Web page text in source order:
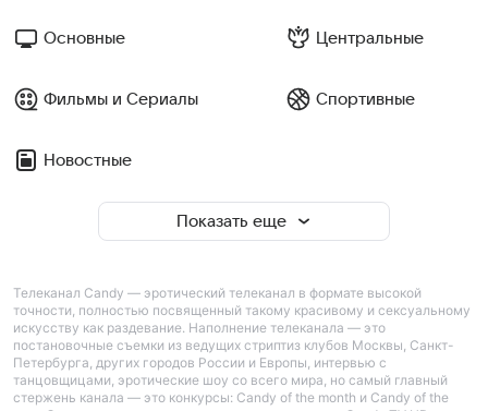
Основные Центральные
Фильмы и Сериалы Спортивные
Новостные
Показать еще
Телеканал Candy — эротический телеканал в формате высокой
точности, полностью посвященный такому красивому и сексуальному
искусству как раздевание. Наполнение телеканала — это
постановочные съемки из ведущих стриптиз клубов Москвы, Санкт-
Петербурга, других городов России и Европы, интервью с
танцовщицами, эротические шоу со всего мира, но самый главный
стержень канала — это конкурсы: Candy of the month и Candy of the